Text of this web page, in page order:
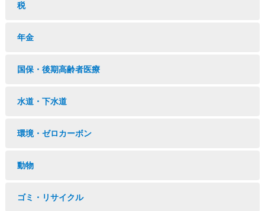
税
年金
国保・後期高齢者医療
水道・下水道
環境・ゼロカーボン
動物
ゴミ・リサイクル